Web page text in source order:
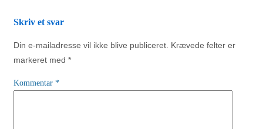
Skriv et svar
Din e-mailadresse vil ikke blive publiceret. Krævede felter er
markeret med *
Kommentar *